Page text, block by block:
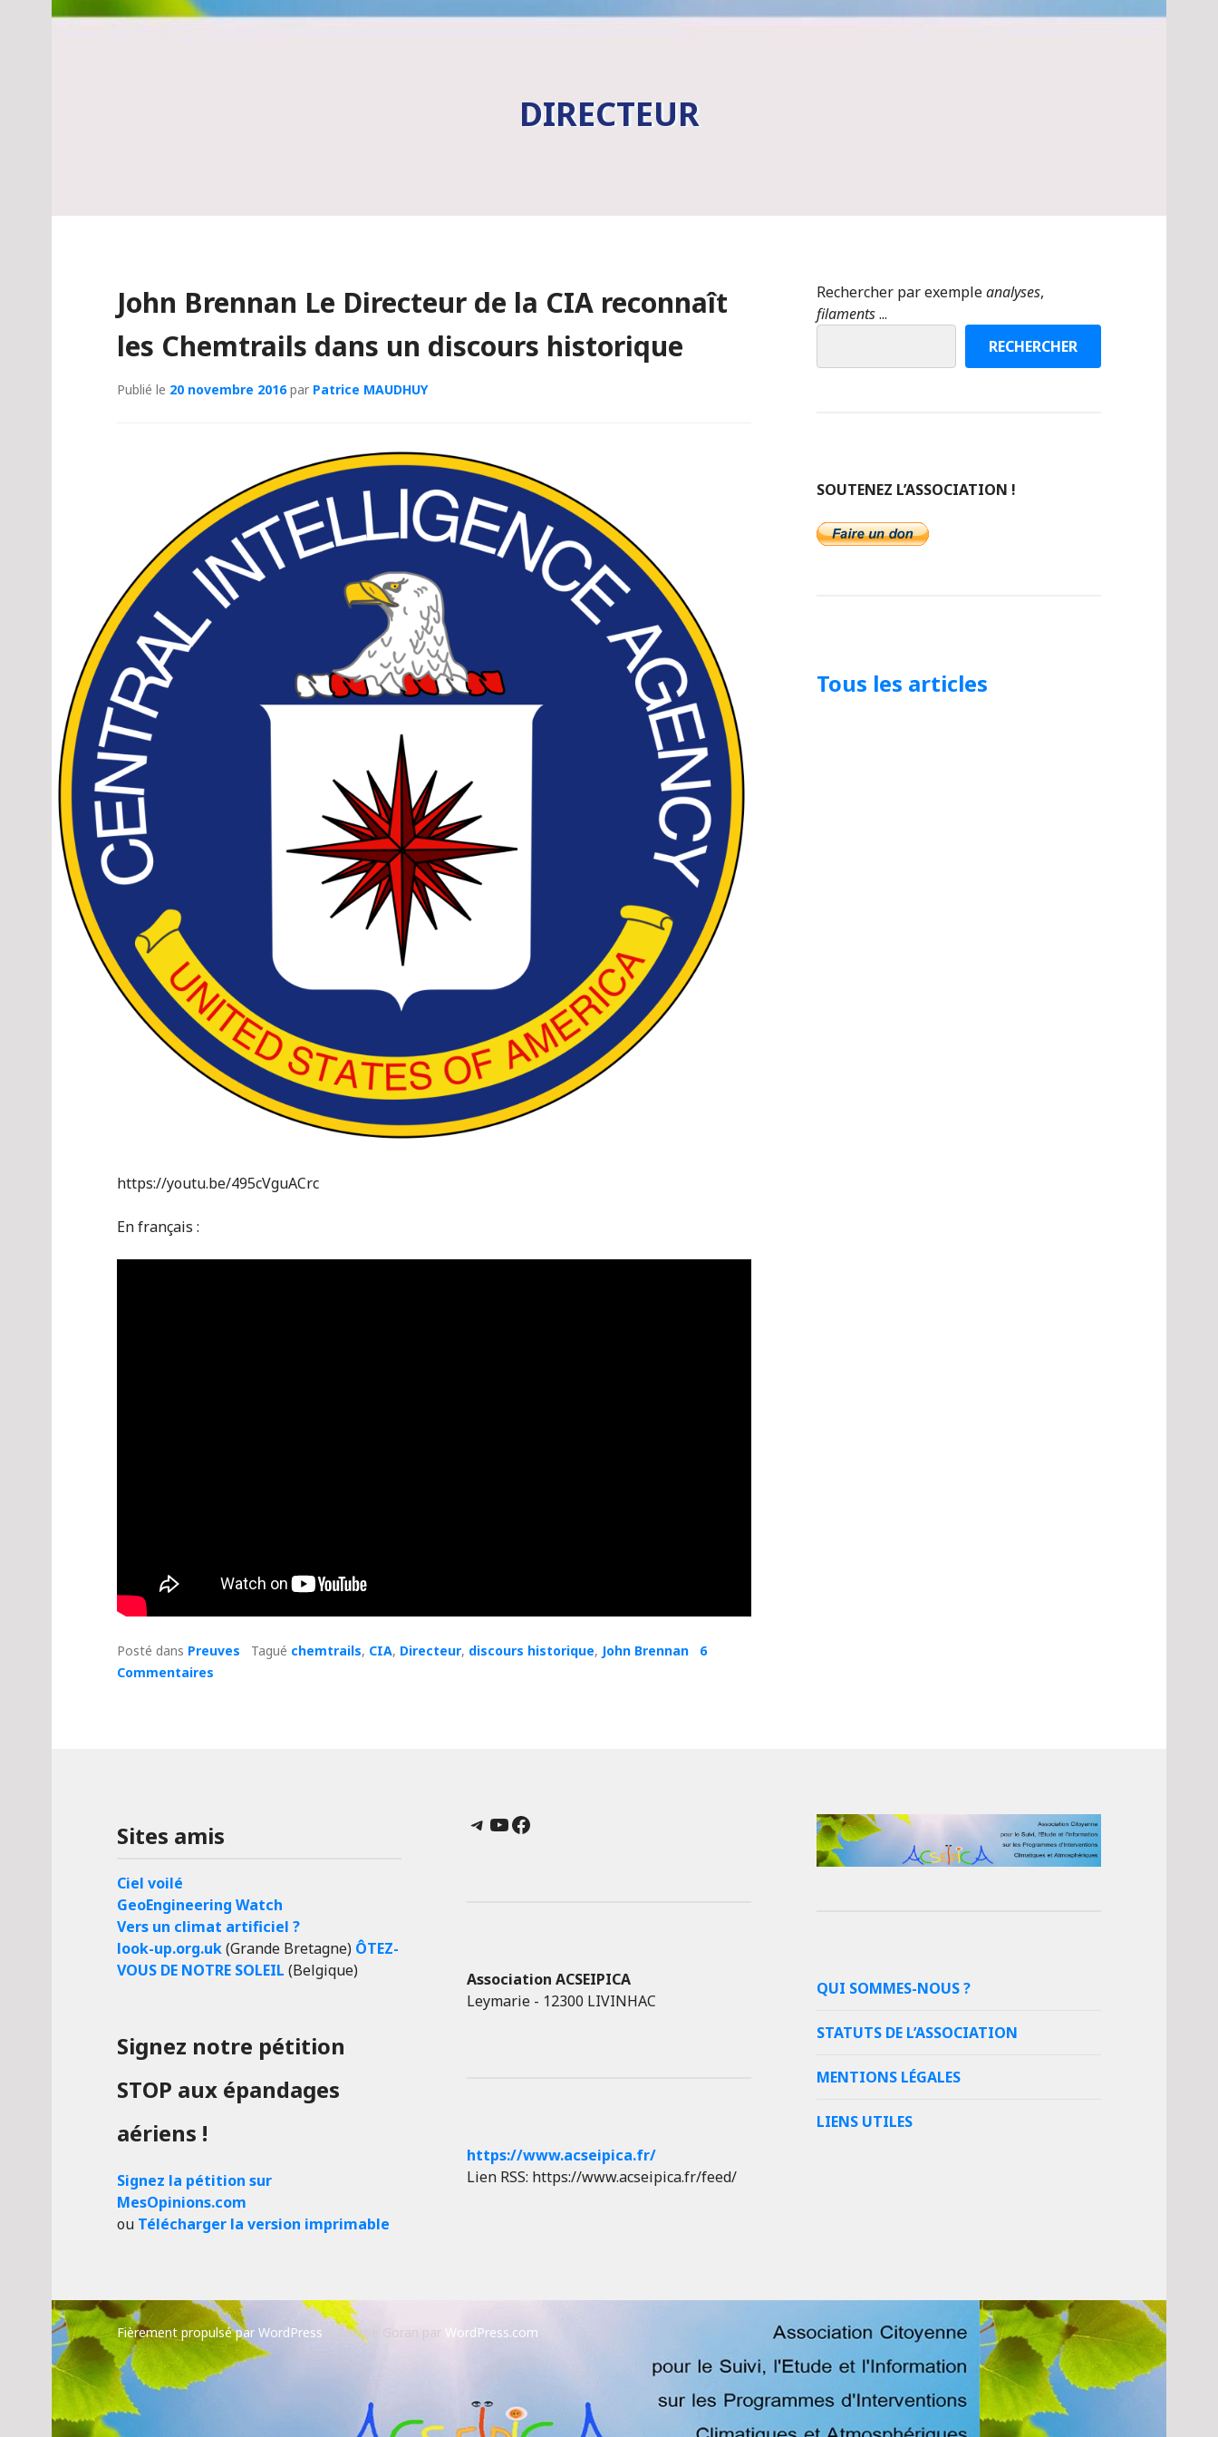
DIRECTEUR
John Brennan Le Directeur de la CIA reconnaît
les Chemtrails dans un discours historique
Publié le 20 novembre 2016par Patrice MAUDHUY
https://youtu.be/495cVguACrc
En français :
Posté dans Preuves Tagué chemtrails, CIA, Directeur, discours historique, John Brennan
6
Commentaires
Rechercher par exempleanalyses,
filaments...
RECHERCHER
SOUTENEZ L’ASSOCIATION !
Tous les articles
Sites amis
Ciel voilé
GeoEngineering Watch
Vers un climat artificiel ?
look-up.org.uk(Grande Bretagne) ÔTEZ-
VOUS DE NOTRE SOLEIL (Belgique)
Signez notre pétition
STOP aux épandages
aériens !
Signez la pétition sur
MesOpinions.com
ou Télécharger la version imprimable
Telegram
YouTube
Facebook
Association ACSEIPICA
Leymarie - 12300 LIVINHAC
https://www.acseipica.fr/
Lien RSS: https://www.acseipica.fr/feed/
QUI SOMMES-NOUS ?
STATUTS DE L’ASSOCIATION
MENTIONS LÉGALES
LIENS UTILES
Fièrement propulsé par WordPress Thème Goran par WordPress.com